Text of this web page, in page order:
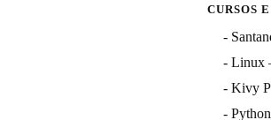
CURSOS
-
- Linux
- Kivy
-